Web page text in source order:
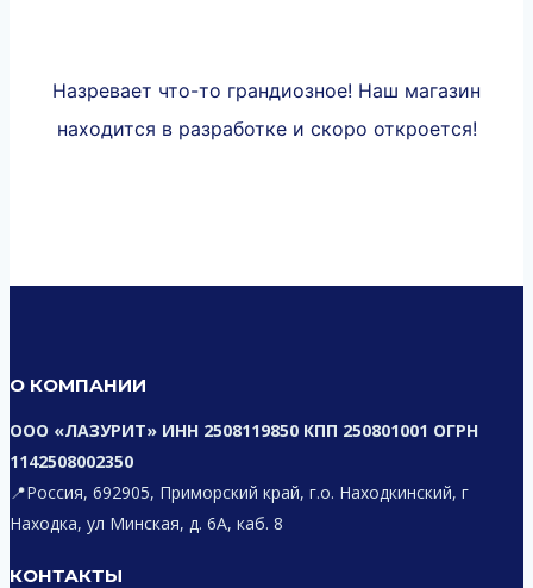
Назревает что-то грандиозное! Наш магазин
находится в разработке и скоро откроется!
О КОМПАНИИ
ООО «ЛАЗУРИТ» ИНН 2508119850 КПП 250801001 ОГРН
1142508002350
📍Россия, 692905, Приморский край, г.о. Находкинский, г
Находка, ул Минская, д. 6А, каб. 8
КОНТАКТЫ